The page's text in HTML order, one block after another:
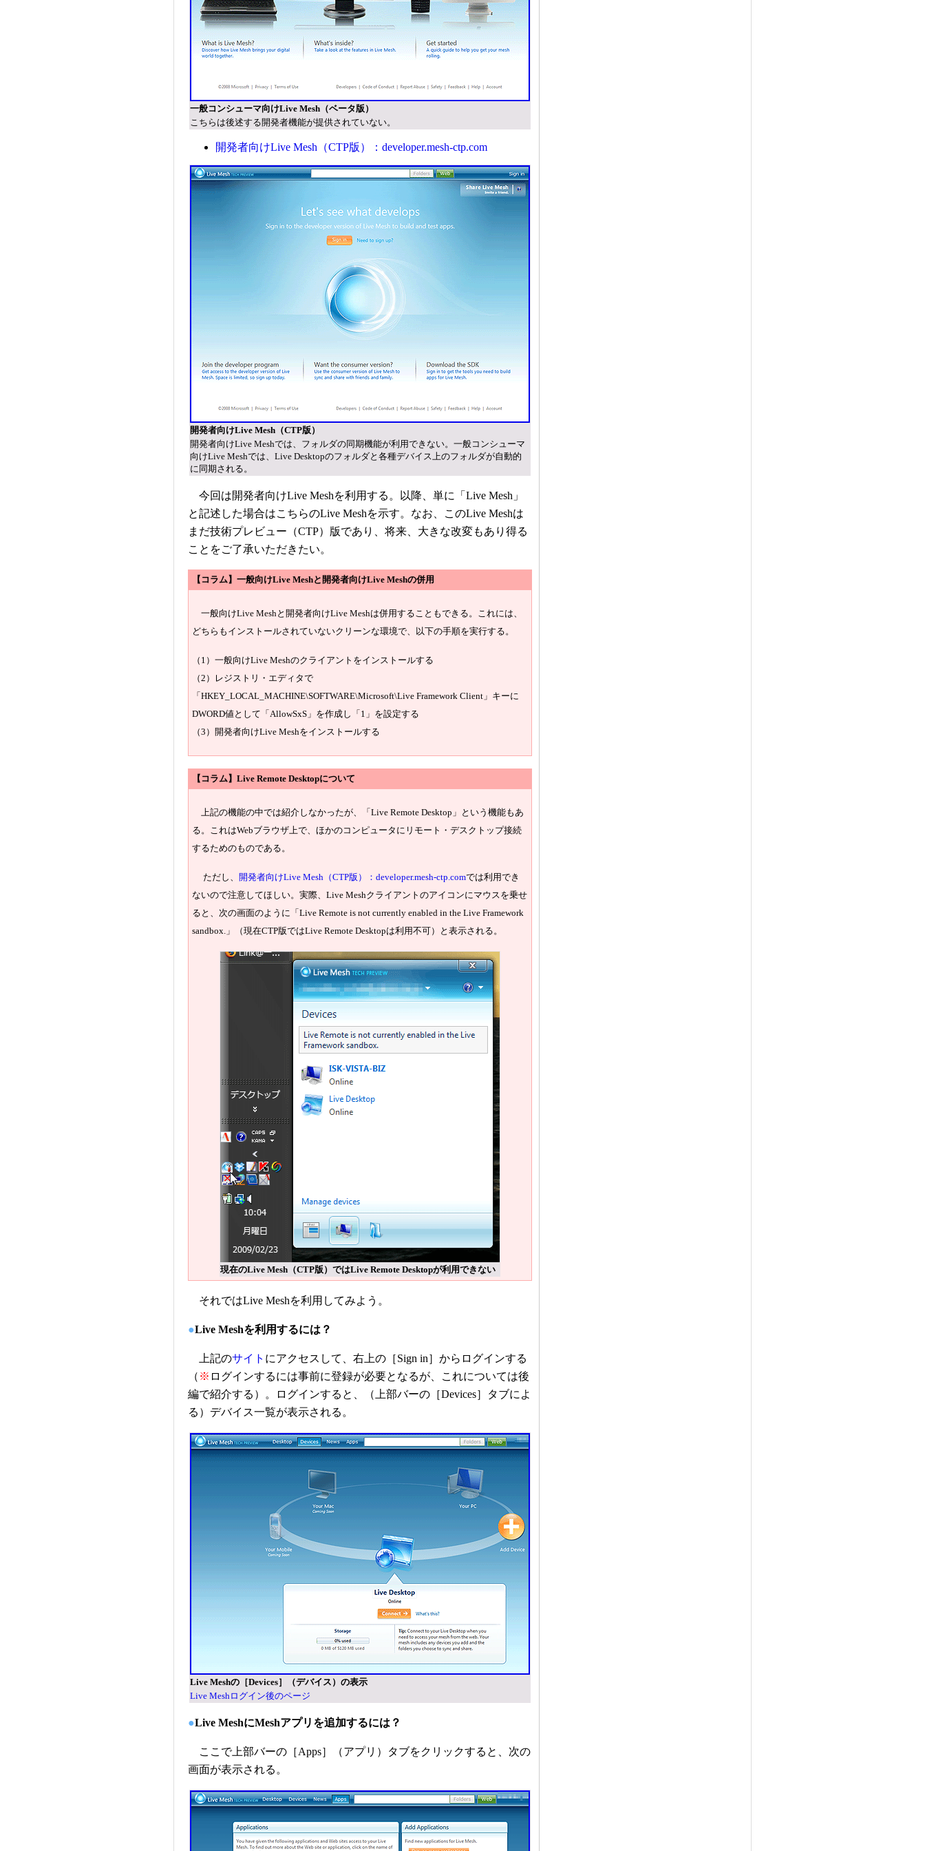
一般コンシューマ向けLive Mesh（ベータ版）
こちらは後述する開発者機能が提供されていない。
開発者向けLive Mesh（CTP版）：developer.mesh-ctp.com
開発者向けLive Mesh（CTP版）
開発者向けLive Meshでは、フォルダの同期機能が利用できない。一般コンシューマ
向けLive Meshでは、Live Desktopのフォルダと各種デバイス上のフォルダが自動的
に同期される。
今回は開発者向けLive Meshを利用する。以降、単に「Live Mesh」
と記述した場合はこちらのLive Meshを示す。なお、このLive Meshは
まだ技術プレビュー（CTP）版であり、将来、大きな改変もあり得る
ことをご了承いただきたい。
【コラム】一般向けLive Meshと開発者向けLive Meshの併用
一般向けLive Meshと開発者向けLive Meshは併用することもできる。これには、
どちらもインストールされていないクリーンな環境で、以下の手順を実行する。
（1）一般向けLive Meshのクライアントをインストールする
（2）レジストリ・エディタで
「HKEY_LOCAL_MACHINE\SOFTWARE\Microsoft\Live Framework Client」キーに
DWORD値として「AllowSxS」を作成し「1」を設定する
（3）開発者向けLive Meshをインストールする
【コラム】Live Remote Desktopについて
上記の機能の中では紹介しなかったが、「Live Remote Desktop」という機能もあ
る。これはWebブラウザ上で、ほかのコンピュータにリモート・デスクトップ接続
するためのものである。
ただし、 開発者向けLive Mesh（CTP版）：developer.mesh-ctp.comでは利用でき
ないので注意してほしい。実際、Live Meshクライアントのアイコンにマウスを乗せ
ると、次の画面のように「Live Remote is not currently enabled in the Live Framework
sandbox.」（現在CTP版ではLive Remote Desktopは利用不可）と表示される。
現在のLive Mesh（CTP版）ではLive Remote Desktopが利用できない
それではLive Meshを利用してみよう。
●Live Meshを利用するには？
上記のサイト にアクセスして、右上の［Sign in］からログインする
（ ※ ログインするには事前に登録が必要となるが、これについては後
編で紹介する）。ログインすると、（上部バーの［Devices］タブによ
る）デバイス一覧が表示される。
Live Meshの［Devices］（デバイス）の表示
Live Meshログイン後のページ
●Live MeshにMeshアプリを追加するには？
ここで上部バーの［Apps］（アプリ）タブをクリックすると、次の
画面が表示される。